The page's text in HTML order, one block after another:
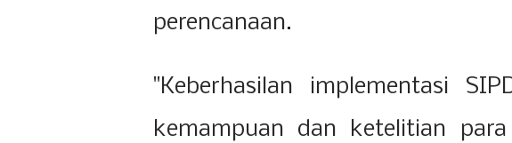
perencanaan.
"Keberhasilan implementasi
kemampuan dan ketelitian